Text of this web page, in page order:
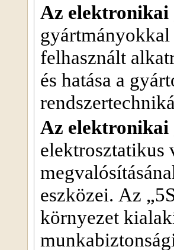
Az elektronikai
felhasznált
és hatása a
Az elektronikai
elektrosztatikus
eszközei. Az
környezet